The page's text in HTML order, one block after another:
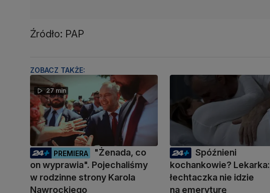
Źródło: PAP
ZOBACZ TAKŻE:
27 min
PREMIERA
"Żenada, co
on wyprawia". Pojechaliśmy
w rodzinne strony Karola
Nawrockiego
Spóźnieni
kochankowie? Lekarka:
łechtaczka nie idzie
na emeryturę